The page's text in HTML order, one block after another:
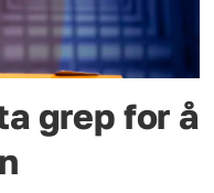
grep for å